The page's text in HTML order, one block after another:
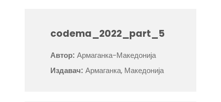
codema_2022_part_5
Автор: Армаганка-Македонија
Издавач: Армаганка, Македонија